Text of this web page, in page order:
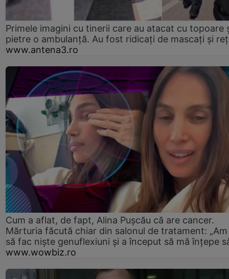
Primele imagini cu tinerii care au atacat cu topoare
pietre o ambulanță. Au fost ridicați de mascați și
www.antena3.ro
Cum a aflat, de fapt, Alina Pușcău că are cancer.
Mărturia făcută chiar din salonul de tratament:
să fac niște genuflexiuni și a început să mă înțepe
www.wowbiz.ro